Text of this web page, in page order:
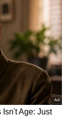
ಹಬ್ಬವಾದ
ರಾಸುಗಳಿಗೆ
ಅಲಂಕಾರ
ಕರುಗಳನ್ನು